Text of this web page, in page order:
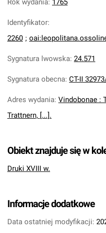
Rok wydania: 1765
Identyfikator:
2260 ;
Sygnatura lwowska: 24.571
Sygnatura obecna: CT-II
Adres wydania: Vindobonae :
Trattnern, [...].
Obiekt znajduje się w
Druki XVIII w.
Informacje dodatkowe
Data ostatniej modyfikacji: